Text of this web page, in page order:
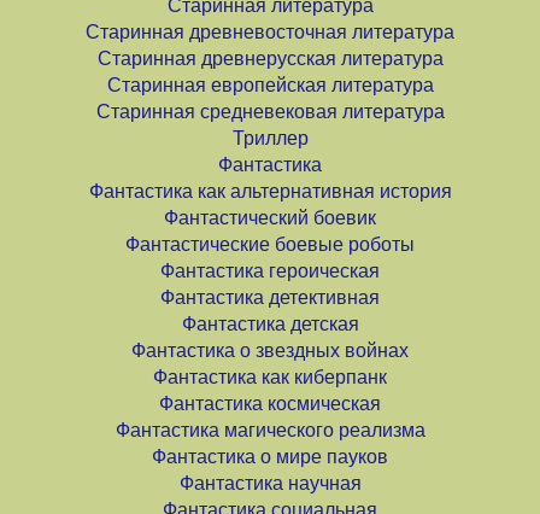
Старинная литература
Старинная древневосточная литература
Старинная древнерусская литература
Старинная европейская литература
Старинная средневековая литература
Триллер
Фантастика
Фантастика как альтернативная история
Фантастический боевик
Фантастические боевые роботы
Фантастика героическая
Фантастика детективная
Фантастика детская
Фантастика о звездных войнах
Фантастика как киберпанк
Фантастика космическая
Фантастика магического реализма
Фантастика о мире пауков
Фантастика научная
Фантастика социальная